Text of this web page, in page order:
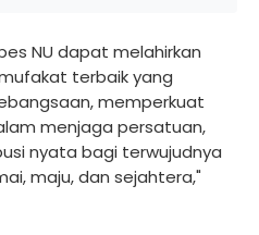
NU dapat melahirkan
terbaik yang
memperkuat
menjaga persatuan,
nyata bagi terwujudnya
maju, dan sejahtera,"